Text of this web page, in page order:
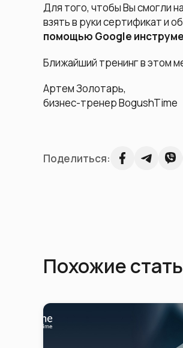
Для того, чтобы Вы смогли
взять в руки сертификат и
помощью Google
Ближайший тренинг в этом
Артем Золотарь,
бизнес-тренер BogushTime
Поделиться:
Похожие